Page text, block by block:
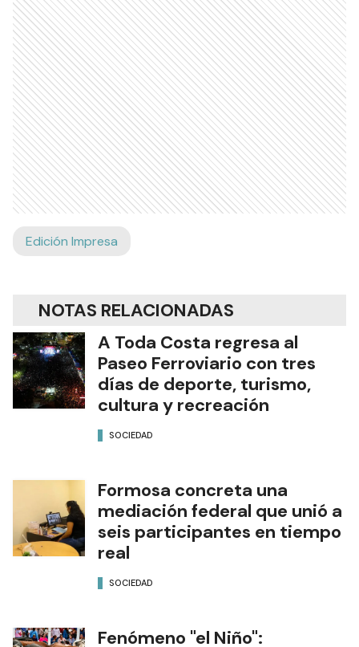
Edición Impresa
NOTAS RELACIONADAS
A Toda Costa regresa al
Paseo Ferroviario con tres
días de deporte, turismo,
cultura y recreación
SOCIEDAD
Formosa concreta una
mediación federal que unió a
seis participantes en tiempo
real
SOCIEDAD
Fenómeno "el Niño":